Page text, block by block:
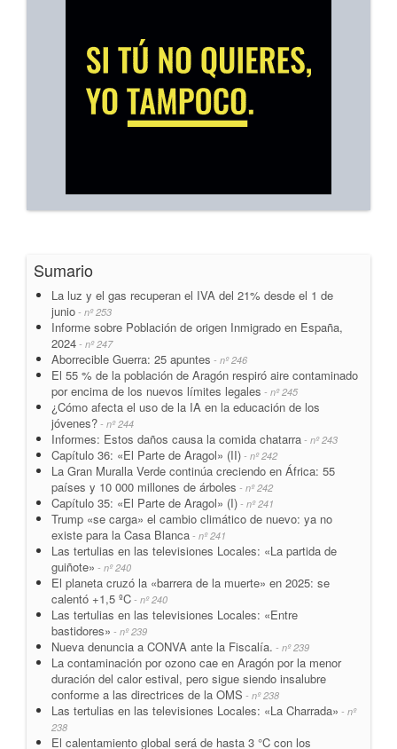
Sumario
La luz y el gas recuperan el IVA del 21% desde el 1 de
junio - nº 253
Informe sobre Población de origen Inmigrado en España,
2024 - nº 247
Aborrecible Guerra: 25 apuntes - nº 246
El 55 % de la población de Aragón respiró aire contaminado
por encima de los nuevos límites legales - nº 245
¿Cómo afecta el uso de la IA en la educación de los
jóvenes? - nº 244
Informes: Estos daños causa la comida chatarra - nº 243
Capítulo 36: «El Parte de Aragol» (II) - nº 242
La Gran Muralla Verde continúa creciendo en África: 55
países y 10 000 millones de árboles - nº 242
Capítulo 35: «El Parte de Aragol» (I) - nº 241
Trump «se carga» el cambio climático de nuevo: ya no
existe para la Casa Blanca - nº 241
Las tertulias en las televisiones Locales: «La partida de
guiñote» - nº 240
El planeta cruzó la «barrera de la muerte» en 2025: se
calentó +1,5 ºC - nº 240
Las tertulias en las televisiones Locales: «Entre
bastidores» - nº 239
Nueva denuncia a CONVA ante la Fiscalía. - nº 239
La contaminación por ozono cae en Aragón por la menor
duración del calor estival, pero sigue siendo insalubre
conforme a las directrices de la OMS - nº 238
Las tertulias en las televisiones Locales: «La Charrada» - nº
238
El calentamiento global será de hasta 3 °C con los